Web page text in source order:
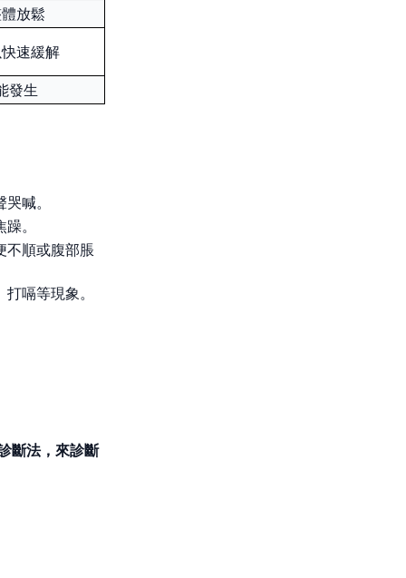
放鬆
速緩解
發生
喊。
。
不順或腹部脹
嗝等現象。
斷法，來診斷